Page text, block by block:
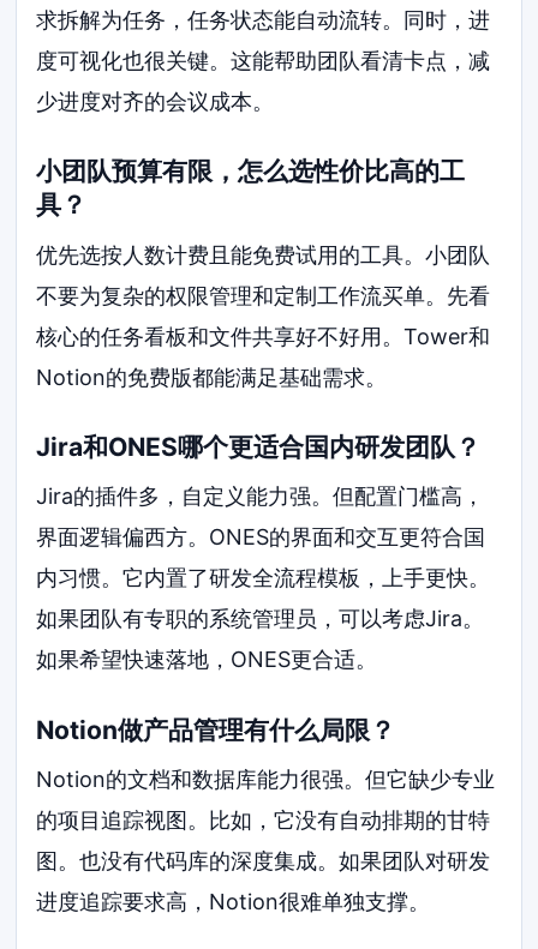
求拆解为任务，任务状态能自动流转。同时，进
度可视化也很关键。这能帮助团队看清卡点，减
少进度对齐的会议成本。
小团队预算有限，怎么选性价比高的工
具？
优先选按人数计费且能免费试用的工具。小团队
不要为复杂的权限管理和定制工作流买单。先看
核心的任务看板和文件共享好不好用。Tower和
Notion的免费版都能满足基础需求。
Jira和ONES哪个更适合国内研发团队？
Jira的插件多，自定义能力强。但配置门槛高，
界面逻辑偏西方。ONES的界面和交互更符合国
内习惯。它内置了研发全流程模板，上手更快。
如果团队有专职的系统管理员，可以考虑Jira。
如果希望快速落地，ONES更合适。
Notion做产品管理有什么局限？
Notion的文档和数据库能力很强。但它缺少专业
的项目追踪视图。比如，它没有自动排期的甘特
图。也没有代码库的深度集成。如果团队对研发
进度追踪要求高，Notion很难单独支撑。